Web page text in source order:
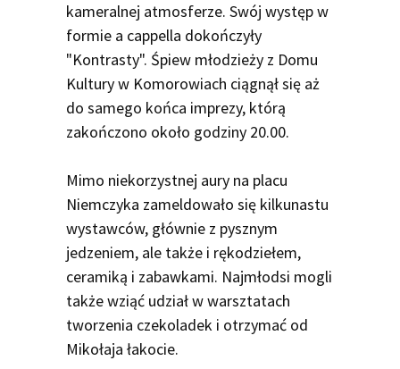
kameralnej atmosferze. Swój występ w
formie a cappella dokończyły
"Kontrasty". Śpiew młodzieży z Domu
Kultury w Komorowiach ciągnął się aż
do samego końca imprezy, którą
zakończono około godziny 20.00.
Mimo niekorzystnej aury na placu
Niemczyka zameldowało się kilkunastu
wystawców, głównie z pysznym
jedzeniem, ale także i rękodziełem,
ceramiką i zabawkami. Najmłodsi mogli
także wziąć udział w warsztatach
tworzenia czekoladek i otrzymać od
Mikołaja łakocie.